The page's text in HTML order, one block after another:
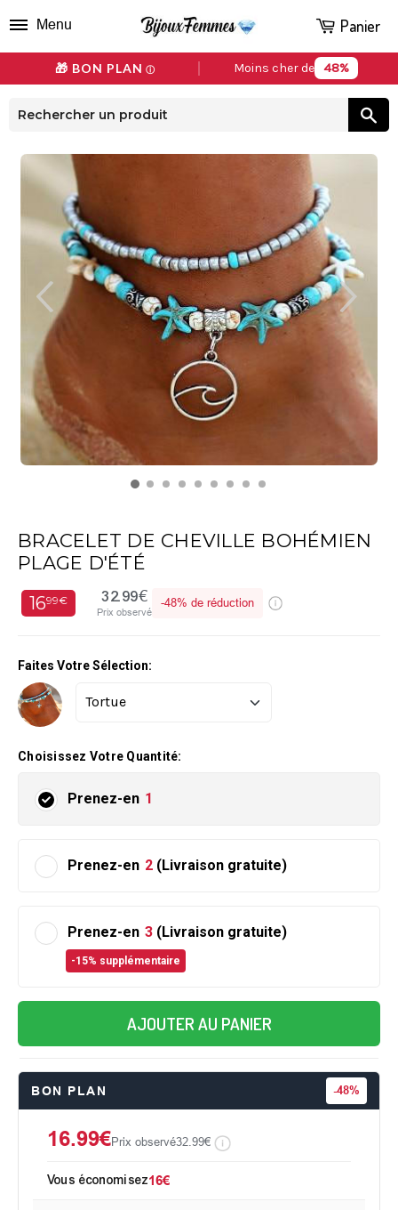
🎁 BON PLAN ⓘ Moins cher de 48%
Menu Panier
BRACELET DE CHEVILLE BOHÉMIEN
PLAGE D'ÉTÉ
1699€ 32.99€
Prix observé
-48% de réduction
Faites Votre Sélection:
Choisissez Votre Quantité:
Prenez-en 1
Prenez-en 2 (Livraison gratuite)
Prenez-en 3 (Livraison gratuite)
-15% supplémentaire
AJOUTER AU PANIER
BON PLAN -48%
16.99€Prix observé32.99€
Vous économisez16€